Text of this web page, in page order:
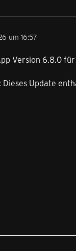
um 16:57
Version 6.8.0
Dieses Update